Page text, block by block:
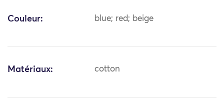
Couleur: blue; red; beige
Matériaux: cotton